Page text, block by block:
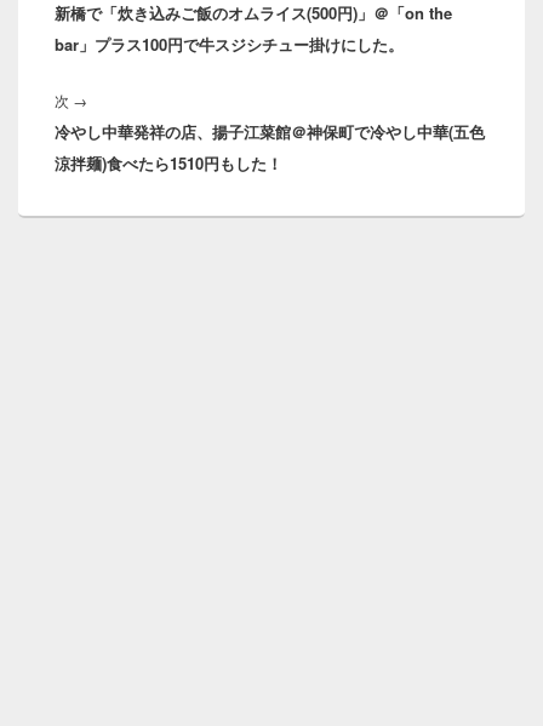
ナ
ビ
ゲ
シ
ョ
ン
の
投
新橋で「炊き込みご飯のオムライス(500円)」＠「on the
bar」プラス100円で牛スジシチュー掛けにした。
次 →
の
投
冷やし中華発祥の店、揚子江菜館＠神保町で冷やし中華(五色
涼拌麺)食べたら1510円もした！